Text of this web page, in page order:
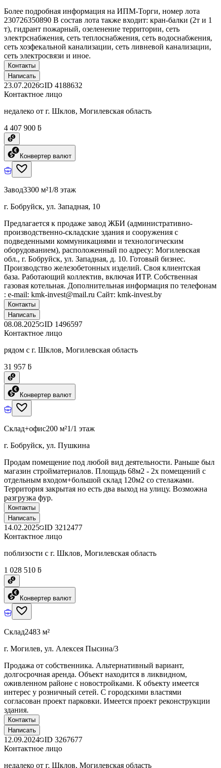
Более подробная информация на ИПМ-Торги, номер лота
230726350890 В состав лота также входит: кран-балки (2т и 1
т), гидрант пожарный, озеленение территории, сеть
электрснабжения, сеть теплоснабжения, сеть водоснабжения,
сеть хозфекальной канализации, сеть ливневой канализации,
сеть электросвязи и иное.
Контакты
Написать
23.07.2026 ID 4188632
Контактное лицо
недалеко от г. Шклов, Могилевская область
4 407 900 ƃ
Конвертер валют
Завод3300 м²1/8 этаж
г. Бобруйск, ул. Западная, 10
Предлагается к продаже завод ЖБИ (административно-
производственно-складские здания и сооружения с
подведенными коммуникациями и технологическим
оборудованием), расположенный по адресу: Могилевская
обл., г. Бобруйск, ул. Западная, д. 10. Готовый бизнес.
Производство железобетонных изделий. Своя клиентская
база. Работающий коллектив, включая ИТР. Собственная
газовая котельная. Дополнительная информация по телефонам
: e-mail: kmk-invest@mail.ru Сайт: kmk-invest.by
Контакты
Написать
08.08.2025 ID 1496597
Контактное лицо
рядом с г. Шклов, Могилевская область
31 957 ƃ
Конвертер валют
Склад+офис200 м²1/1 этаж
г. Бобруйск, ул. Пушкина
Продам помещение под любой вид деятельности. Раньше был
магазин стройматериалов. Площадь 68м2 - 2х помещений с
отдельным входом+большой склад 120м2 со стелажами.
Территория закрытая но есть два выход на улицу. Возможна
разгрузка фур.
Контакты
Написать
14.02.2025 ID 3212477
Контактное лицо
поблизости с г. Шклов, Могилевская область
1 028 510 ƃ
Конвертер валют
Склад2483 м²
г. Могилев, ул. Алексея Пысина/3
Продажа от собственника. Альтернативный вариант,
долгосрочная аренда. Объект находится в ликвидном,
оживленном районе с новостройками. К объекту имеется
интерес у розничный сетей. С городскими властями
согласован проект парковки. Имеется проект реконструкции
здания.
Контакты
Написать
12.09.2024 ID 3267677
Контактное лицо
недалеко от г. Шклов, Могилевская область